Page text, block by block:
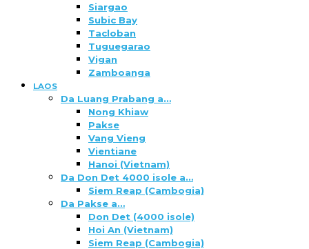
Siargao
Subic Bay
Tacloban
Tuguegarao
Vigan
Zamboanga
LAOS
Da Luang Prabang a…
Nong Khiaw
Pakse
Vang Vieng
Vientiane
Hanoi (Vietnam)
Da Don Det 4000 isole a…
Siem Reap (Cambogia)
Da Pakse a…
Don Det (4000 isole)
Hoi An (Vietnam)
Siem Reap (Cambogia)